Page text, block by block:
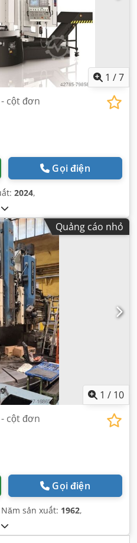
, đường kính bàn:1.600 mm
bị:tốc độ quay thay đổi
1 /7
cột đơn
Gọi điện
2024,
Quảng cáo nhỏ
1 / 10
cột đơn
Gọi điện
Năm sản xuất: 1962,